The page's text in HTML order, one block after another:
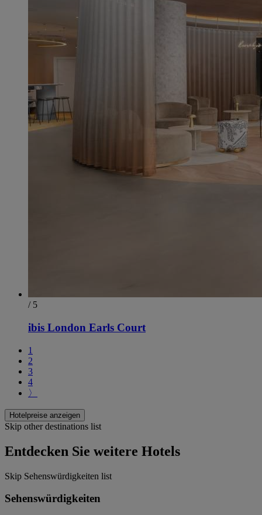
/ 5
ibis London Earls Court
1
2
3
4
〉
Hotelpreise anzeigen
Skip other destinations list
Entdecken Sie weitere Hotels
Skip Sehenswürdigkeiten list
Sehenswürdigkeiten